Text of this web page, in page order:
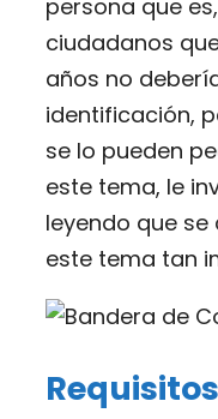
persona que
ciudadanos
años no
identificación,
se lo pueden
este tema, le
leyendo que
este tema tan